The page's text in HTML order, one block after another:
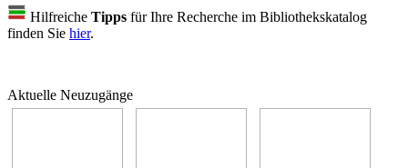
Hilfreiche Tipps für Ihre Recherche im Bibliothekskatalog
finden Sie hier.
Aktuelle Neuzugänge